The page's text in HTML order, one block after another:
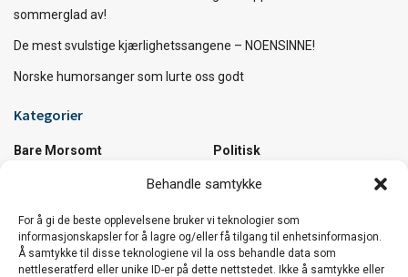
Behandle samtykke
For å gi de beste opplevelsene bruker vi teknologier som
informasjonskapsler for å lagre og/eller få tilgang til enhetsinformasjon.
Å samtykke til disse teknologiene vil la oss behandle data som
nettleseratferd eller unike ID-er på dette nettstedet. Ikke å samtykke eller
sommerglad av!
De mest svulstige kjærlighetssangene – NOENSINNE!
Norske humorsanger som lurte oss godt
Kategorier
Bare Morsomt
Musikk
Politisk
Utrolige Steder
Vi håper du koser deg :)